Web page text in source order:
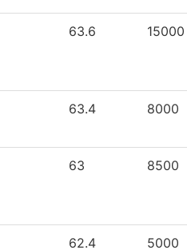
63.6 15000
63.4 8000
63 8500
62.4 5000